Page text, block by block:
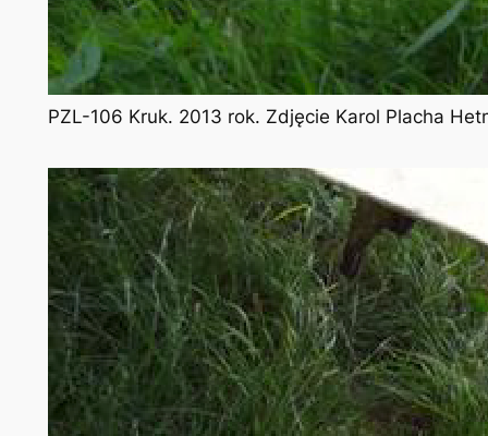
PZL-106 Kruk. 2013 rok. Zdjęcie Karol Placha